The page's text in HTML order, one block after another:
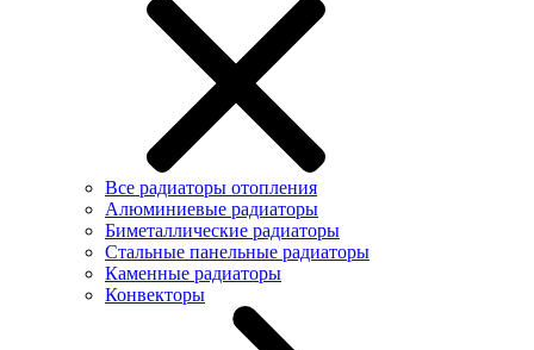
Все радиаторы отопления
Алюминиевые радиаторы
Биметаллические радиаторы
Стальные панельные радиаторы
Каменные радиаторы
Конвекторы